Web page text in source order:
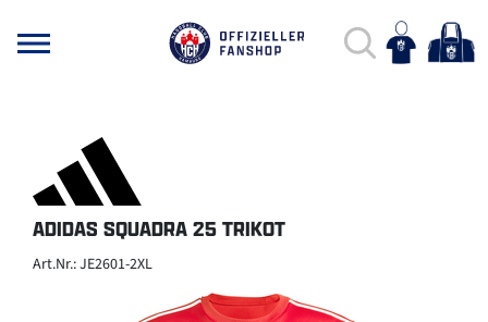
ADIDAS SQUADRA 25 TRIKOT
Art.Nr.: JE2601-2XL